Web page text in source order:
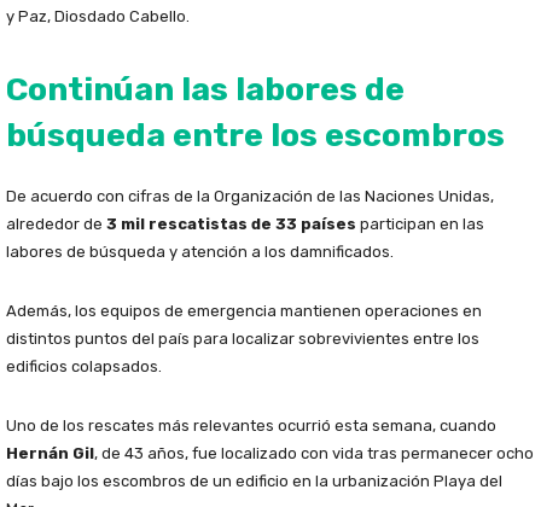
y Paz, Diosdado Cabello.
Continúan las labores de
búsqueda entre los escombros
De acuerdo con cifras de la Organización de las Naciones Unidas,
alrededor de 3 mil rescatistas de 33 países participan en las
labores de búsqueda y atención a los damnificados.
Además, los equipos de emergencia mantienen operaciones en
distintos puntos del país para localizar sobrevivientes entre los
edificios colapsados.
Uno de los rescates más relevantes ocurrió esta semana, cuando
Hernán Gil, de 43 años, fue localizado con vida tras permanecer ocho
días bajo los escombros de un edificio en la urbanización Playa del